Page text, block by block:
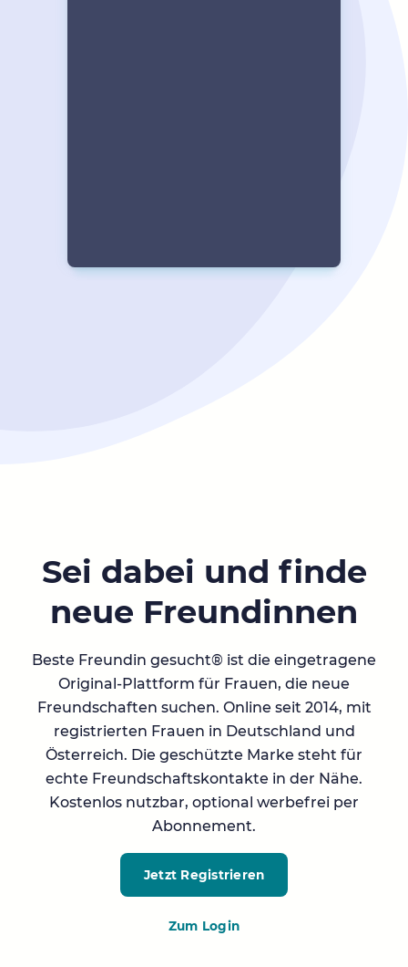
Sei dabei und finde
neue Freundinnen
Beste Freundin gesucht® ist die eingetragene
Original-Plattform für Frauen, die neue
Freundschaften suchen. Online seit 2014, mit
registrierten Frauen in Deutschland und
Österreich. Die geschützte Marke steht für
echte Freundschaftskontakte in der Nähe.
Kostenlos nutzbar, optional werbefrei per
Abonnement.
Jetzt Registrieren
Zum Login